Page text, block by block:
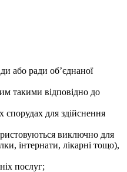
або ради об’єднаної
такими відповідно до
спорудах для здійснення
виключно для
інтернати, лікарні тощо),
послуг;